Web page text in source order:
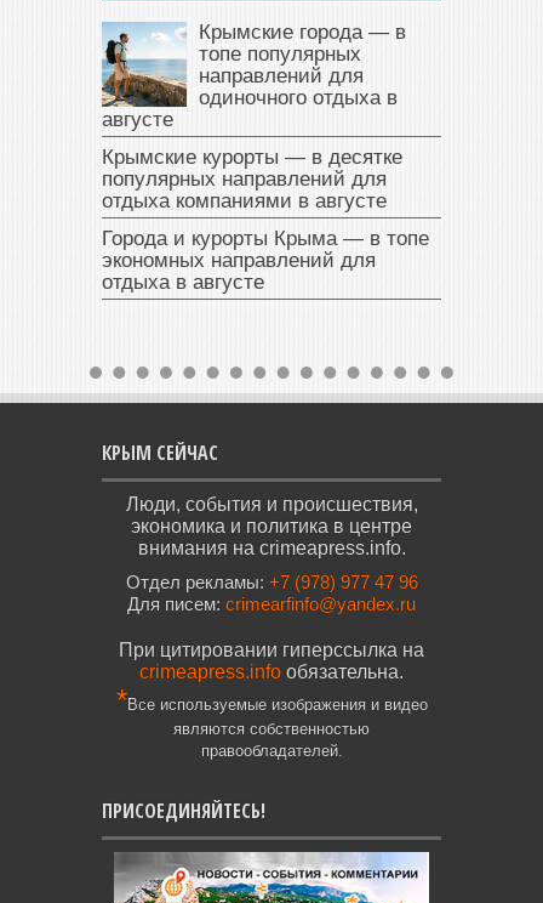
Крымские города — в
топе популярных
направлений для
одиночного отдыха в
августе
Крымские курорты — в десятке
популярных направлений для
отдыха компаниями в августе
Города и курорты Крыма — в топе
экономных направлений для
отдыха в августе
КРЫМ СЕЙЧАС
Люди, события и происшествия,
экономика и политика в центре
внимания на crimeapress.info.
Отдел рекламы: +7 (978) 977 47 96
Для писем: crimearfinfo@yandex.ru
При цитировании гиперссылка на
crimeapress.info обязательна.
*Все используемые изображения и видео
являются собственностью
правообладателей.
ПРИСОЕДИНЯЙТЕСЬ!